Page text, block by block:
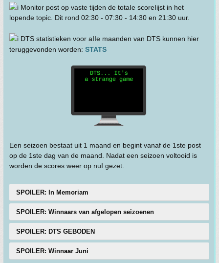
Monitor post op vaste tijden de totaIe scoreIijst in het
lopende topic. Dit rond 02:30 - 07:30 - 14:30 en 21:30 uur.
DTS statistieken voor aIIe maanden van DTS kunnen hier
teruggevonden worden: STATS
Een seizoen bestaat uit 1 maand en begint vanaf de 1ste post
op de 1ste dag van de maand. Nadat een seizoen voltooid is
worden de scores weer op nuI gezet.
SPOILER: In Memoriam
SPOILER: Winnaars van afgelopen seizoenen
SPOILER: DTS GEBODEN
SPOILER: Winnaar Juni